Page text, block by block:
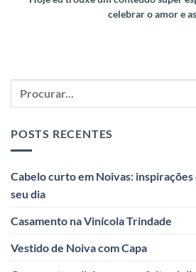
celebrar o amor e as
POSTS RECENTES
Cabelo curto em Noivas:
seu dia
Casamento na Vinícola Trindade
Vestido de Noiva com Capa